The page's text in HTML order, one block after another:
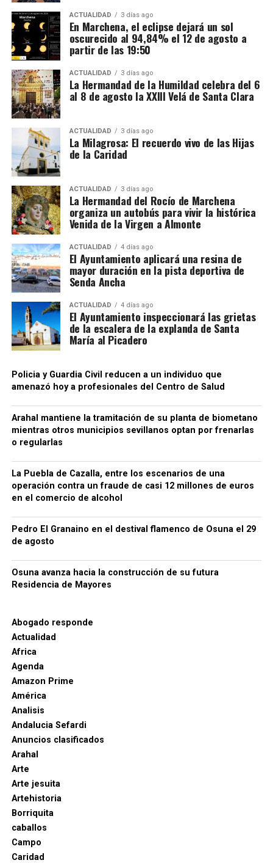
ACTUALIDAD 3 días ago
En Marchena, el eclipse dejará un sol
oscurecido al 94,84% el 12 de agosto a
partir de las 19:50
ACTUALIDAD 3 días ago
La Hermandad de la Humildad celebra del 6
al 8 de agosto la XXIII Velá de Santa Clara
ACTUALIDAD 3 días ago
La Milagrosa: El recuerdo vivo de las Hijas
de la Caridad
ACTUALIDAD 3 días ago
La Hermandad del Rocío de Marchena
organiza un autobús para vivir la histórica
Venida de la Virgen a Almonte
ACTUALIDAD 4 días ago
El Ayuntamiento aplicará una resina de
mayor duración en la pista deportiva de
Senda Ancha
ACTUALIDAD 4 días ago
El Ayuntamiento inspeccionará las grietas
de la escalera de la explanda de Santa
María al Picadero
Policia y Guardia Civil reducen a un individuo que
amenazó hoy a profesionales del Centro de Salud
Arahal mantiene la tramitación de su planta de biometano
mientras otros municipios sevillanos optan por frenarlas
o regularlas
La Puebla de Cazalla, entre los escenarios de una
operación contra un fraude de casi 12 millones de euros
en el comercio de alcohol
Pedro El Granaino en el destival flamenco de Osuna el 29
de agosto
Osuna avanza hacia la construcción de su futura
Residencia de Mayores
Abogado responde
Actualidad
Africa
Agenda
Amazon Prime
América
Analisis
Andalucia Sefardi
Anuncios clasificados
Arahal
Arte
Arte jesuita
Artehistoria
Borriquita
caballos
Campo
Caridad